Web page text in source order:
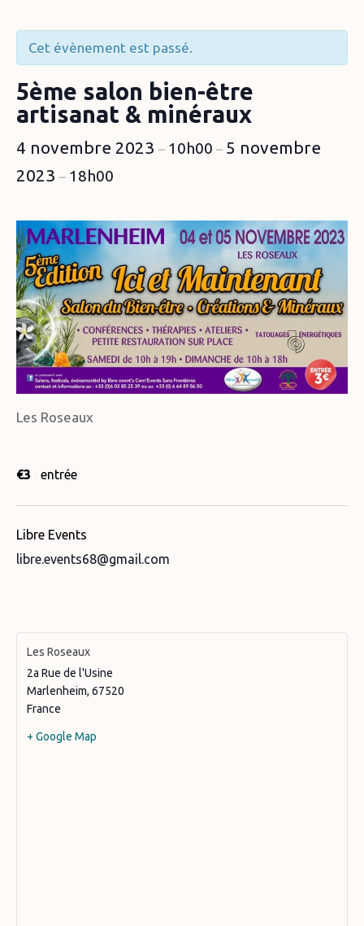
Cet évènement est passé.
5ème salon bien-être
artisanat & minéraux
4 novembre 2023 – 10h00 – 5 novembre
2023 – 18h00
Les Roseaux
€3 entrée
Libre Events
libre.events68@gmail.com
Les Roseaux
2a Rue de l'Usine
Marlenheim, 67520
France
+ Google Map